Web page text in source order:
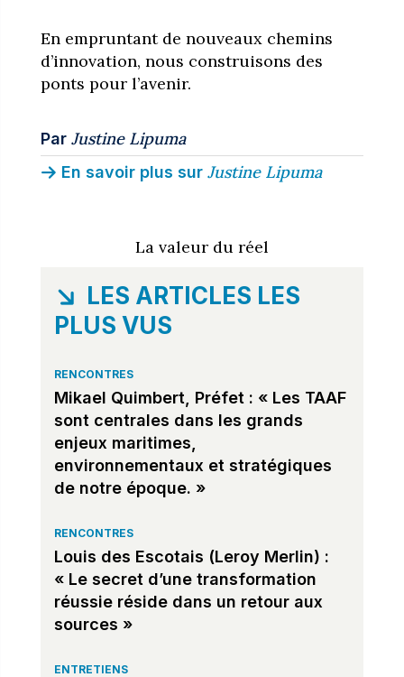
En empruntant de nouveaux chemins
d’innovation, nous construisons des
ponts pour l’avenir.
Par Justine Lipuma
En savoir plus sur Justine Lipuma
La valeur du réel
LES ARTICLES LES
PLUS VUS
RENCONTRES
Mikael Quimbert, Préfet : « Les TAAF
sont centrales dans les grands
enjeux maritimes,
environnementaux et stratégiques
de notre époque. »
RENCONTRES
Louis des Escotais (Leroy Merlin) :
« Le secret d’une transformation
réussie réside dans un retour aux
sources »
ENTRETIENS